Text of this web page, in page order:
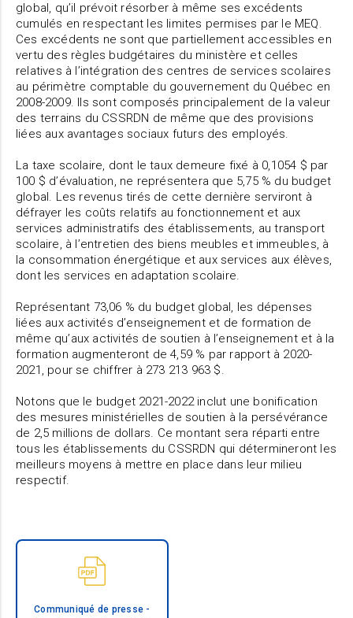
global, qu’il prévoit résorber à même ses excédents
cumulés en respectant les limites permises par le MEQ.
Ces excédents ne sont que partiellement accessibles en
vertu des règles budgétaires du ministère et celles
relatives à l’intégration des centres de services scolaires
au périmètre comptable du gouvernement du Québec en
2008-2009. Ils sont composés principalement de la valeur
des terrains du CSSRDN de même que des provisions
liées aux avantages sociaux futurs des employés.
La taxe scolaire, dont le taux demeure fixé à 0,1054 $ par
100 $ d’évaluation, ne représentera que 5,75 % du budget
global. Les revenus tirés de cette dernière serviront à
défrayer les coûts relatifs au fonctionnement et aux
services administratifs des établissements, au transport
scolaire, à l’entretien des biens meubles et immeubles, à
la consommation énergétique et aux services aux élèves,
dont les services en adaptation scolaire.
Représentant 73,06 % du budget global, les dépenses
liées aux activités d’enseignement et de formation de
même qu’aux activités de soutien à l’enseignement et à la
formation augmenteront de 4,59 % par rapport à 2020-
2021, pour se chiffrer à 273 213 963 $.
Notons que le budget 2021-2022 inclut une bonification
des mesures ministérielles de soutien à la persévérance
de 2,5 millions de dollars. Ce montant sera réparti entre
tous les établissements du CSSRDN qui détermineront les
meilleurs moyens à mettre en place dans leur milieu
respectif.
Communiqué de presse -